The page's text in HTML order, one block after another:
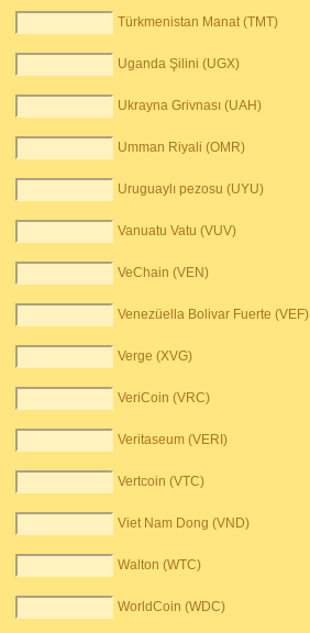
Türkmenistan Manat (TMT)
Uganda Şilini (UGX)
Ukrayna Grivnası (UAH)
Umman Riyali (OMR)
Uruguaylı pezosu (UYU)
Vanuatu Vatu (VUV)
VeChain (VEN)
Venezüella Bolivar Fuerte (VEF)
Verge (XVG)
VeriCoin (VRC)
Veritaseum (VERI)
Vertcoin (VTC)
Viet Nam Dong (VND)
Walton (WTC)
WorldCoin (WDC)